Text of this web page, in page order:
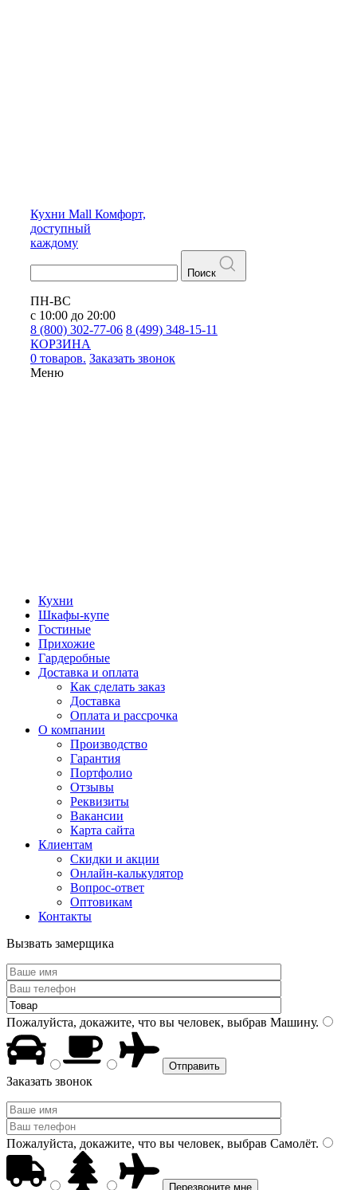
Кухни Mall Комфорт,
доступный
каждому
Поиск
ПН-ВС
с 10:00 до 20:00
8 (800) 302-77-06 8 (499) 348-15-11
КОРЗИНА
0 товаров. Заказать звонок
Меню
Кухни
Шкафы-купе
Гостиные
Прихожие
Гардеробные
Доставка и оплата
Как сделать заказ
Доставка
Оплата и рассрочка
О компании
Производство
Гарантия
Портфолио
Отзывы
Реквизиты
Вакансии
Карта сайта
Клиентам
Скидки и акции
Онлайн-калькулятор
Вопрос-ответ
Оптовикам
Контакты
Вызвать замерщика
Пожалуйста, докажите, что вы человек, выбрав Машину.
Заказать звонок
Пожалуйста, докажите, что вы человек, выбрав Самолёт.